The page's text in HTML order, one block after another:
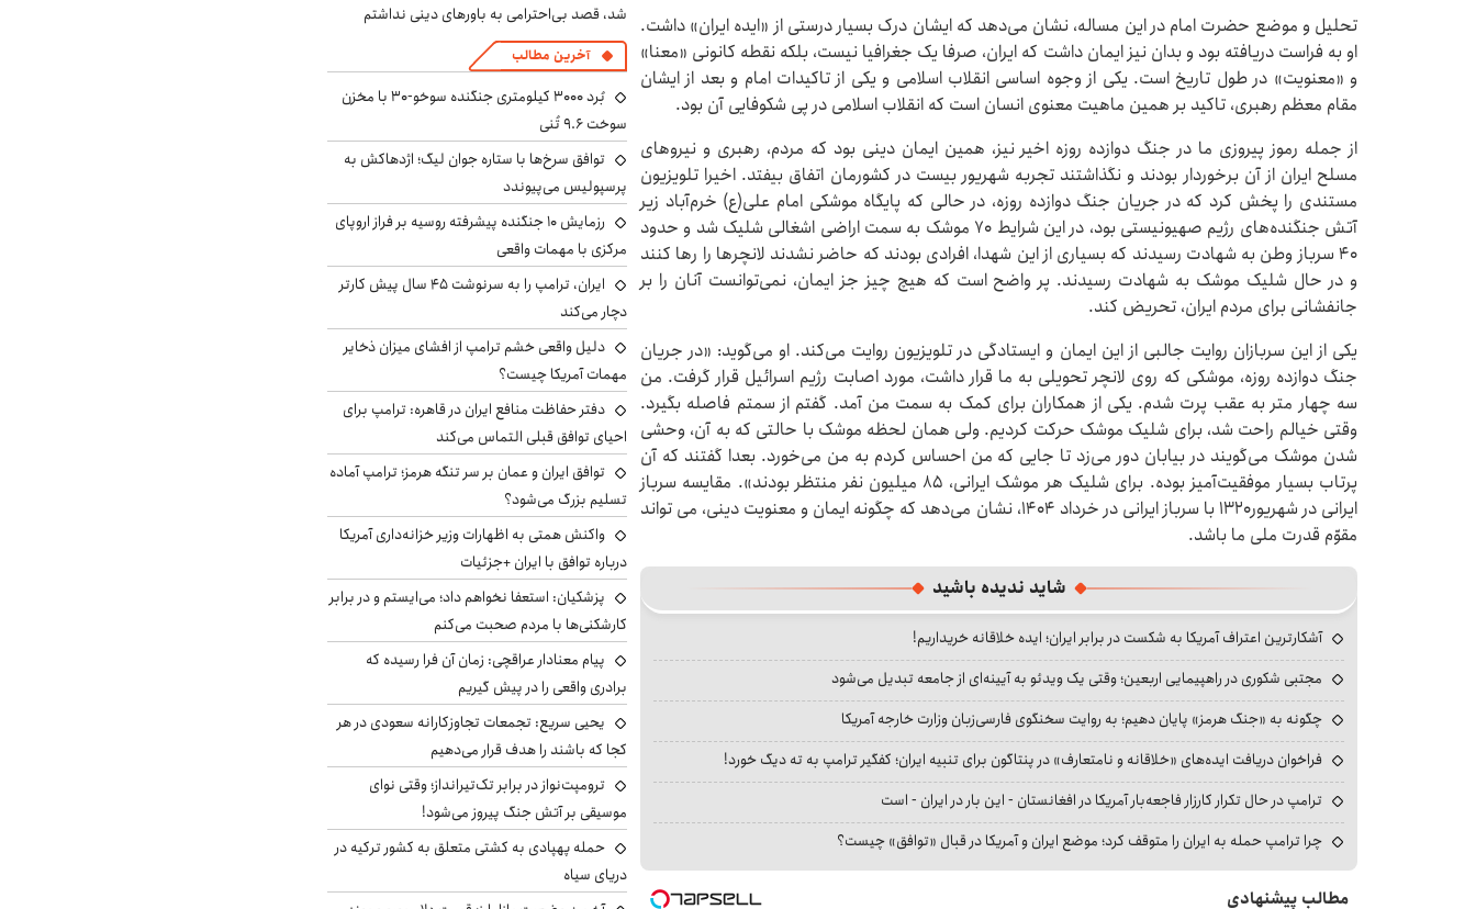
تحلیل و موضع حضرت امام در این مساله، نشان می‌دهد که ایشان درک بسیار درستی از «ایده ایران» داشت.
او به فراست دریافته بود و بدان نیز ایمان داشت که ایران، صرفا یک جغرافیا نیست، بلکه نقطه کانونی «معنا»
و «معنویت» در طول تاریخ است. یکی از وجوه اساسی انقلاب اسلامی و یکی از تاکیدات امام و بعد از ایشان
مقام معظم رهبری، تاکید بر همین ماهیت معنوی انسان است که انقلاب اسلامی در پی شکوفایی آن بود.
از جمله رموز پیروزی ما در جنگ دوازده روزه اخیر نیز، همین ایمان دینی بود که مردم، رهبری و نیروهای
مسلح ایران از آن برخوردار بودند و نگذاشتند تجربه شهریور بیست در کشورمان اتفاق بیفتد. اخیرا تلویزیون
مستندی را پخش کرد که در جریان جنگ دوازده روزه، در حالی که پایگاه موشکی امام علی(ع) خرم‌آباد زیر
آتش جنگنده‌های رژیم صهیونیستی بود، در این شرایط ۷۰ موشک به سمت اراضی اشغالی شلیک شد و حدود
۴۰ سرباز وطن به شهادت رسیدند که بسیاری از این شهدا، افرادی بودند که حاضر نشدند لانچرها را رها کنند
و در حال شلیک موشک به شهادت رسیدند. پر واضح است که هیچ چیز جز ایمان، نمی‌توانست آنان را بر
جانفشانی برای مردم ایران، تحریض کند.
یکی از این سربازان روایت جالبی از این ایمان و ایستادگی در تلویزیون روایت می‌کند. او می‌گوید: «در جریان
جنگ دوازده روزه، موشکی که روی لانچر تحویلی به ما قرار داشت، مورد اصابت رژیم اسرائیل قرار گرفت. من
سه چهار متر به عقب پرت شدم. یکی از همکاران برای کمک به سمت من آمد. گفتم از سمتم فاصله بگیرد.
وقتی خیالم راحت شد، برای شلیک موشک حرکت کردیم. ولی همان لحظه موشک با حالتی که به آن، وحشی
شدن موشک می‌گویند در بیابان دور می‌زد تا جایی که من احساس کردم به من می‌خورد. بعدا گفتند که آن
پرتاب بسیار موفقیت‌آمیز بوده. برای شلیک هر موشک ایرانی، ۸۵ میلیون نفر منتظر بودند». مقایسه سرباز
ایرانی در شهریور۱۳۲۰ با سرباز ایرانی در خرداد ۱۴۰۴، نشان می‌دهد که چگونه ایمان و معنویت دینی، می تواند
مقوّم قدرت ملی ما باشد.
شاید ندیده باشید
آشکارترین اعتراف آمریکا به شکست در برابر ایران؛ ایده خلاقانه خریداریم!
مجتبی شکوری در راهپیمایی اربعین؛ وقتی یک ویدئو به آیینه‌ای از جامعه تبدیل می‌شود
چگونه به «جنگ هرمز» پایان دهیم؛ به روایت سخنگوی فارسی‌زبان وزارت خارجه آمریکا
فراخوان دریافت ایده‌های «خلاقانه و نامتعارف» در پنتاگون برای تنبیه ایران؛ کفگیر ترامپ به ته دیگ خورد!
ترامپ در حال تکرار کارزار فاجعه‌بار آمریکا در افغانستان - این بار در ایران - است
چرا ترامپ حمله به ایران را متوقف کرد؛ موضع ایران و آمریکا در قبال «توافق» چیست؟
مطالب پیشنهادی
شد، قصد بی‌احترامی به باورهای دینی نداشتم
آخرین مطالب
بُرد ۳۰۰۰ کیلومتری جنگنده سوخو-۳۰ با مخزن
سوخت ۹.۶ تُنی
توافق سرخ‌ها با ستاره جوان لیگ؛ اژدهاکش به
پرسپولیس می‌پیوندد
رزمایش ۱۰ جنگنده پیشرفته روسیه بر فراز اروپای
مرکزی با مهمات واقعی
ایران، ترامپ را به سرنوشت ۴۵ سال پیش کارتر
دچار می‌کند
دلیل واقعی خشم ترامپ از افشای میزان ذخایر
مهمات آمریکا چیست؟
دفتر حفاظت منافع ایران در قاهره: ترامپ برای
احیای توافق قبلی التماس می‌کند
توافق ایران و عمان بر سر تنگه هرمز؛ ترامپ آماده
تسلیم بزرگ می‌شود؟
واکنش همتی به اظهارات وزیر خزانه‌داری آمریکا
درباره توافق با ایران +جزئیات
پزشکیان: استعفا نخواهم داد؛ می‌ایستم و در برابر
کارشکنی‌ها با مردم صحبت می‌کنم
پیام معنادار عراقچی: زمان آن فرا رسیده که
برادری واقعی را در پیش گیریم
یحیی سریع: تجمعات تجاوزکارانه سعودی در هر
کجا که باشند را هدف قرار می‌دهیم
ترومپت‌نواز در برابر تک‌تیرانداز؛ وقتی نوای
موسیقی بر آتش جنگ پیروز می‌شود!
حمله پهپادی به کشتی متعلق به کشور ترکیه در
دریای سیاه